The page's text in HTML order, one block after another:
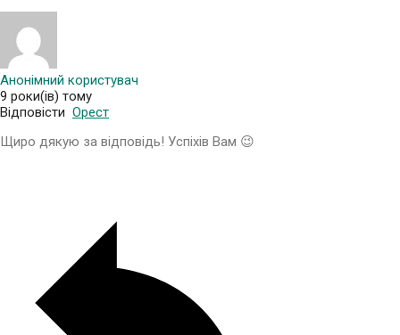
Анонімний користувач
9 роки(ів) тому
Відповісти Орест
Щиро дякую за відповідь! Успіхів Вам 😉